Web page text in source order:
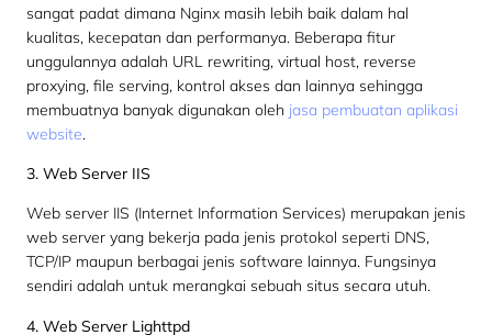
sangat padat dimana Nginx masih lebih baik dalam hal
kualitas, kecepatan dan performanya. Beberapa fitur
unggulannya adalah URL rewriting, virtual host, reverse
proxying, file serving, kontrol akses dan lainnya sehingga
membuatnya banyak digunakan oleh jasa pembuatan aplikasi
website.
3. Web Server IIS
Web server IIS (Internet Information Services) merupakan jenis
web server yang bekerja pada jenis protokol seperti DNS,
TCP/IP maupun berbagai jenis software lainnya. Fungsinya
sendiri adalah untuk merangkai sebuah situs secara utuh.
4. Web Server Lighttpd